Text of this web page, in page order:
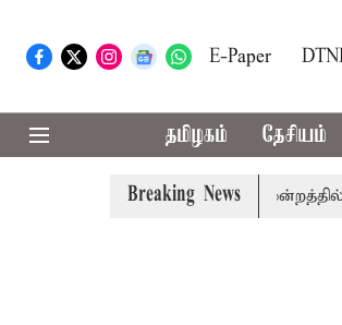
E-Paper
தமிழகம் தேசியம்
Breaking News
தமிழ்த்தாய் வாழ்த்து: சட்டமன்றத்தில்